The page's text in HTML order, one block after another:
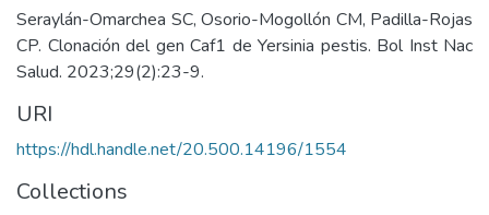
Seraylán-Omarchea SC, Osorio-Mogollón CM, Padilla-Rojas
CP. Clonación del gen Caf1 de Yersinia pestis. Bol Inst Nac
Salud. 2023;29(2):23-9.
URI
https://hdl.handle.net/20.500.14196/1554
Collections